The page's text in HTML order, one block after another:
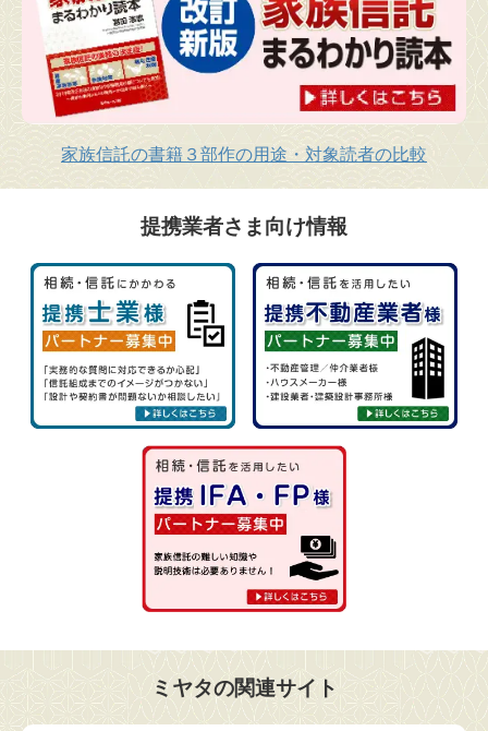
家族信託の書籍３部作の用途・対象読者の比較
提携業者さま向け情報
ミヤタの関連サイト